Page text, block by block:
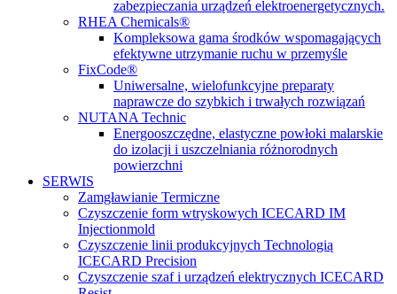
zabezpieczania urządzeń elektroenergetycznych.
RHEA Chemicals®
Kompleksowa gama środków wspomagających
efektywne utrzymanie ruchu w przemyśle
FixCode®
Uniwersalne, wielofunkcyjne preparaty
naprawcze do szybkich i trwałych rozwiązań
NUTANA Technic
Energooszczędne, elastyczne powłoki malarskie
do izolacji i uszczelniania różnorodnych
powierzchni
SERWIS
Zamgławianie Termiczne
Czyszczenie form wtryskowych ICECARD IM
Injectionmold
Czyszczenie linii produkcyjnych Technologią
ICECARD Precision
Czyszczenie szaf i urządzeń elektrycznych ICECARD